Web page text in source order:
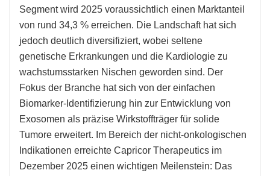
Segment wird 2025 voraussichtlich einen Marktanteil
von rund 34,3 % erreichen. Die Landschaft hat sich
jedoch deutlich diversifiziert, wobei seltene
genetische Erkrankungen und die Kardiologie zu
wachstumsstarken Nischen geworden sind. Der
Fokus der Branche hat sich von der einfachen
Biomarker-Identifizierung hin zur Entwicklung von
Exosomen als präzise Wirkstoffträger für solide
Tumore erweitert. Im Bereich der nicht-onkologischen
Indikationen erreichte Capricor Therapeutics im
Dezember 2025 einen wichtigen Meilenstein: Das